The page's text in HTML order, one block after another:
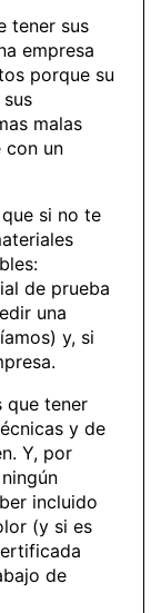
tener sus
empresa
porque su
malas
con un
si no te
de prueba
una
y, si
que tener
y de
Y, por
incluido
(y si es
de